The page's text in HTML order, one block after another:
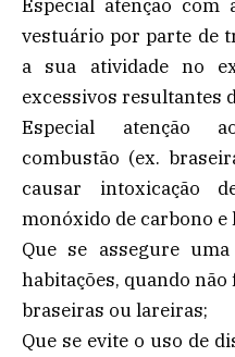
Especial atenção
vestuário por parte de
a sua atividade no
excessivos resultantes
Especial atenção
combustão (ex.
causar intoxicação
monóxido de carbono e
Que se assegure
habitações, quando
braseiras ou lareiras;
Que se evite o uso de